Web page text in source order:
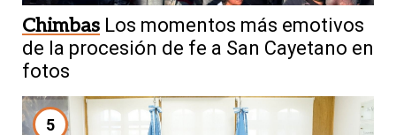
Chimbas Los momentos más emotivos
de la procesión de fe a San Cayetano en
fotos
5